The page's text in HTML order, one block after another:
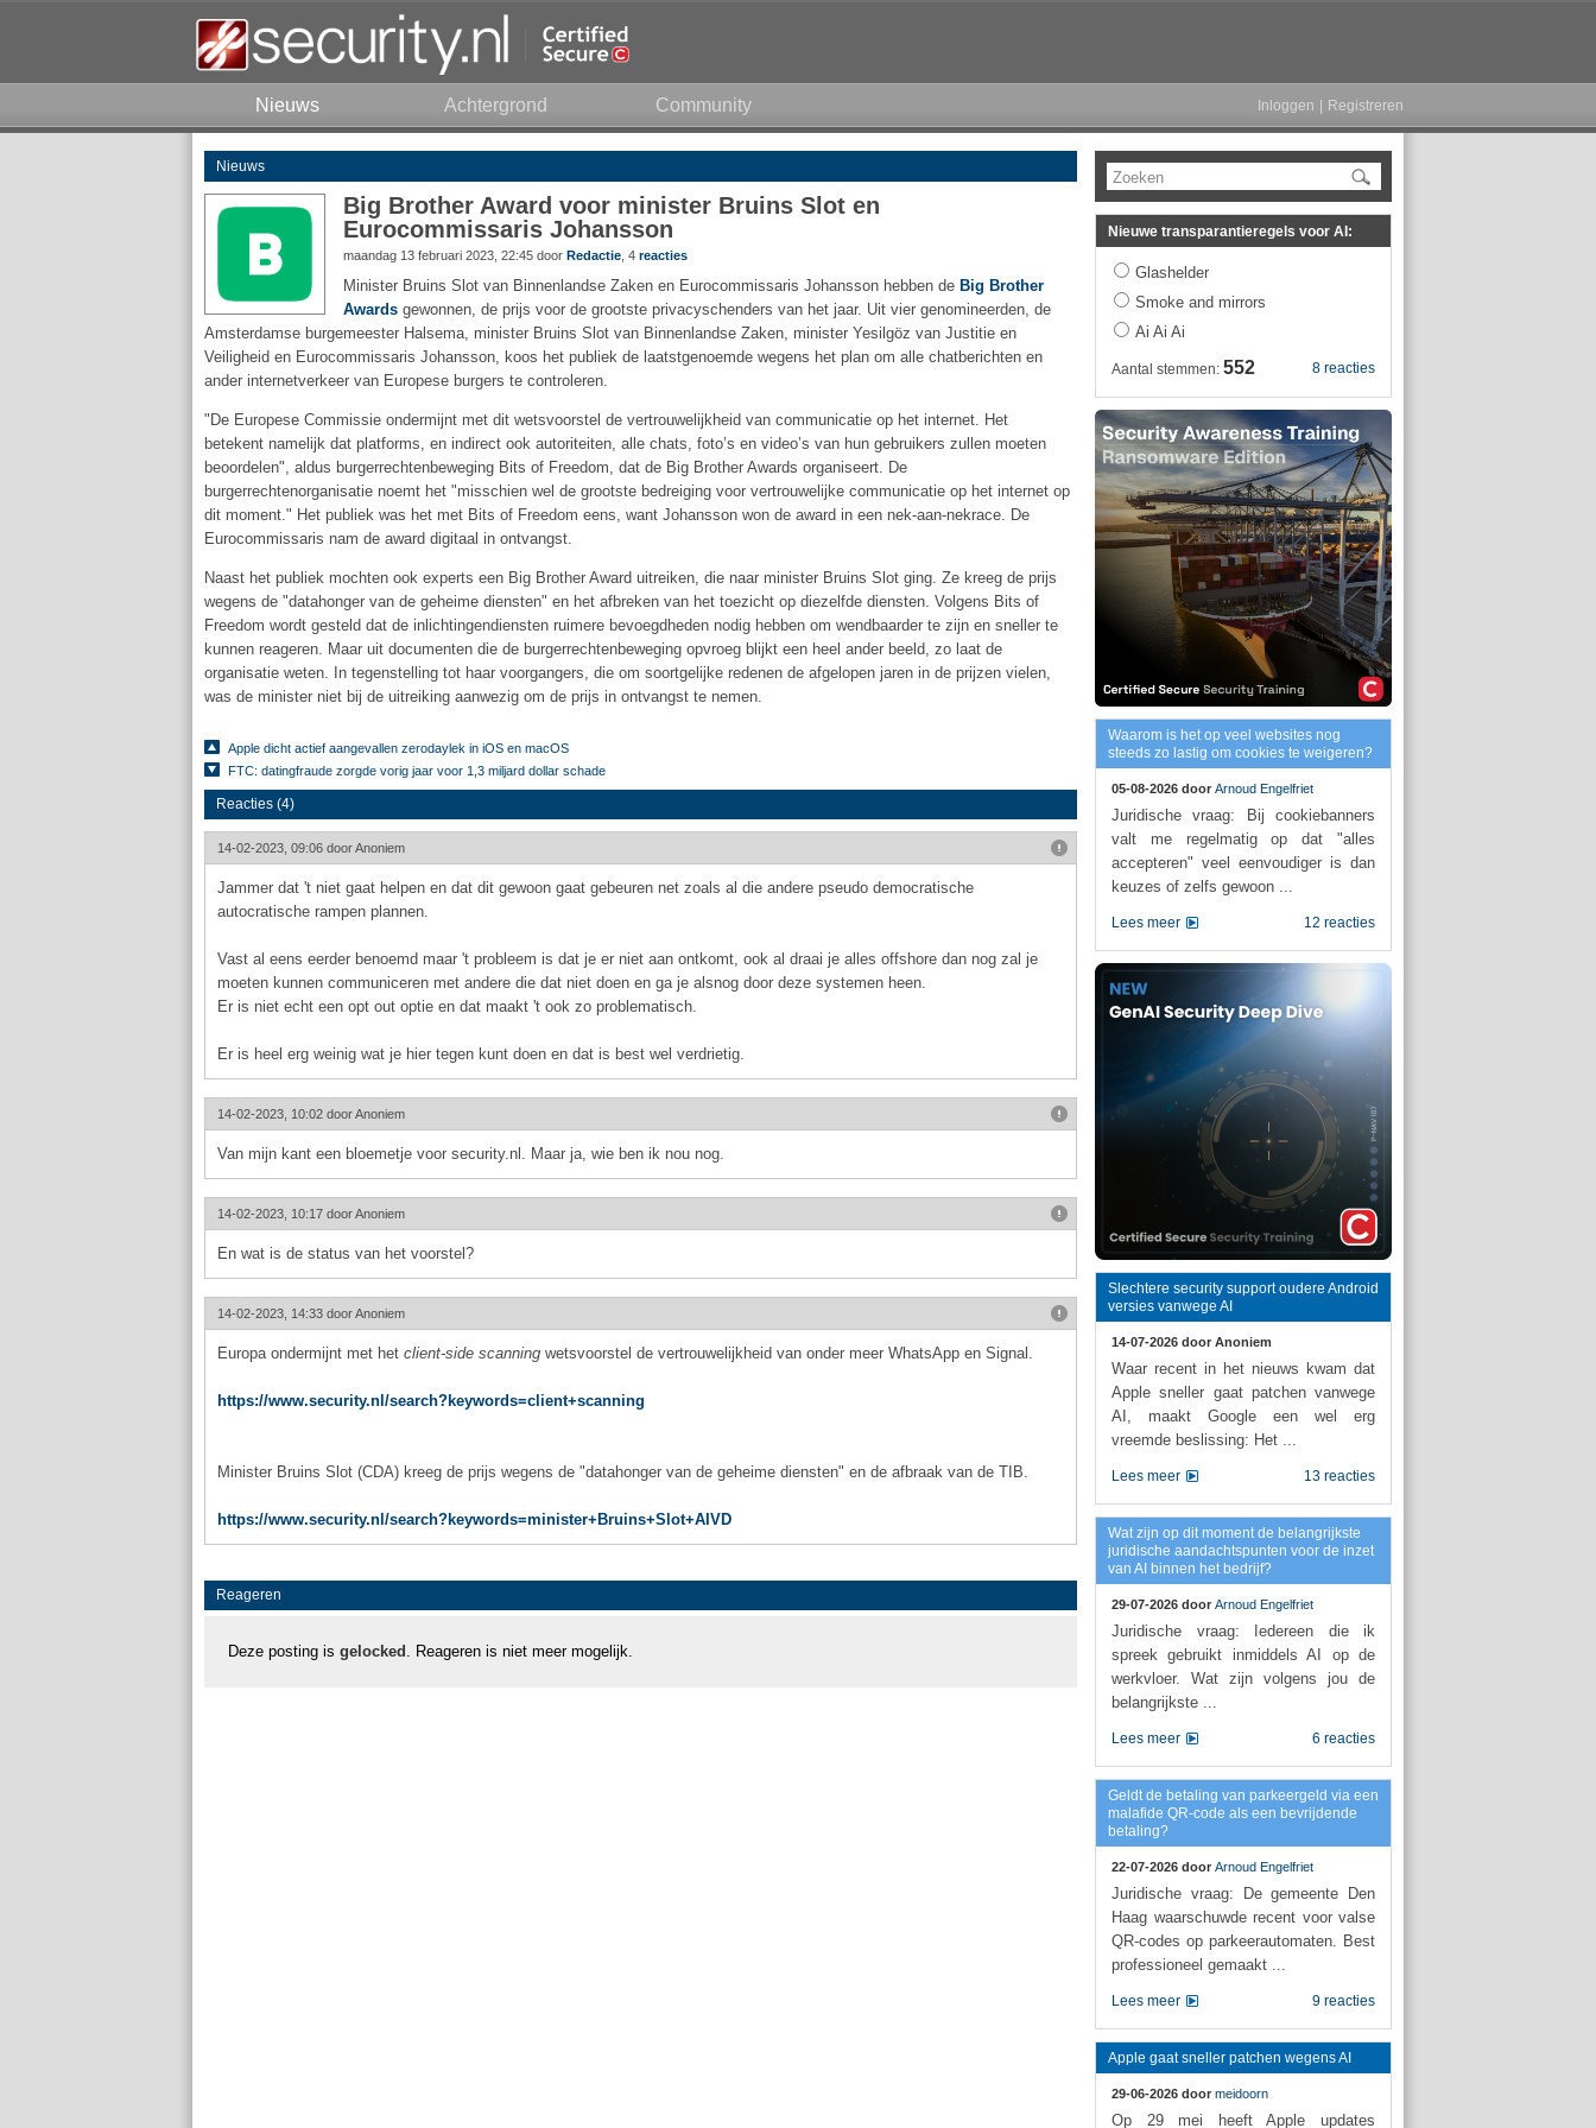
Nieuws Achtergrond Community Inloggen Registreren
Nieuws
Big Brother Award voor minister Bruins Slot en
Eurocommissaris Johansson
maandag 13 februari 2023, 22:45 door Redactie , 4 reacties
Minister Bruins Slot van Binnenlandse Zaken en Eurocommissaris Johansson hebben de Big Brother
Awards gewonnen, de prijs voor de grootste privacyschenders van het jaar. Uit vier genomineerden, de
Amsterdamse burgemeester Halsema, minister Bruins Slot van Binnenlandse Zaken, minister Yesilgöz van Justitie en
Veiligheid en Eurocommissaris Johansson, koos het publiek de laatstgenoemde wegens het plan om alle chatberichten en
ander internetverkeer van Europese burgers te controleren.
"De Europese Commissie ondermijnt met dit wetsvoorstel de vertrouwelijkheid van communicatie op het internet. Het
betekent namelijk dat platforms, en indirect ook autoriteiten, alle chats, foto’s en video’s van hun gebruikers zullen moeten
beoordelen", aldus burgerrechtenbeweging Bits of Freedom, dat de Big Brother Awards organiseert. De
burgerrechtenorganisatie noemt het "misschien wel de grootste bedreiging voor vertrouwelijke communicatie op het internet op
dit moment." Het publiek was het met Bits of Freedom eens, want Johansson won de award in een nek-aan-nekrace. De
Eurocommissaris nam de award digitaal in ontvangst.
Naast het publiek mochten ook experts een Big Brother Award uitreiken, die naar minister Bruins Slot ging. Ze kreeg de prijs
wegens de "datahonger van de geheime diensten" en het afbreken van het toezicht op diezelfde diensten. Volgens Bits of
Freedom wordt gesteld dat de inlichtingendiensten ruimere bevoegdheden nodig hebben om wendbaarder te zijn en sneller te
kunnen reageren. Maar uit documenten die de burgerrechtenbeweging opvroeg blijkt een heel ander beeld, zo laat de
organisatie weten. In tegenstelling tot haar voorgangers, die om soortgelijke redenen de afgelopen jaren in de prijzen vielen,
was de minister niet bij de uitreiking aanwezig om de prijs in ontvangst te nemen.
Apple dicht actief aangevallen zerodaylek in iOS en macOS
FTC: datingfraude zorgde vorig jaar voor 1,3 miljard dollar schade
Reacties (4)
14-02-2023, 09:06 doorAnoniem
Jammer dat 't niet gaat helpen en dat dit gewoon gaat gebeuren net zoals al die andere pseudo democratische
autocratische rampen plannen.
Vast al eens eerder benoemd maar 't probleem is dat je er niet aan ontkomt, ook al draai je alles offshore dan nog zal je
moeten kunnen communiceren met andere die dat niet doen en ga je alsnog door deze systemen heen.
Er is niet echt een opt out optie en dat maakt 't ook zo problematisch.
Er is heel erg weinig wat je hier tegen kunt doen en dat is best wel verdrietig.
14-02-2023, 10:02 doorAnoniem
Van mijn kant een bloemetje voor security.nl. Maar ja, wie ben ik nou nog.
14-02-2023, 10:17 doorAnoniem
En wat is de status van het voorstel?
14-02-2023, 14:33 doorAnoniem
Europa ondermijnt met het client-side scanning wetsvoorstel de vertrouwelijkheid van onder meer WhatsApp en Signal.
https://www.security.nl/search?keywords=client+scanning
Minister Bruins Slot (CDA) kreeg de prijs wegens de "datahonger van de geheime diensten" en de afbraak van de TIB.
https://www.security.nl/search?keywords=minister+Bruins+Slot+AIVD
Reageren
Deze posting is gelocked . Reageren is niet meer mogelijk.
Zoeken
Nieuwe transparantieregels voor AI:
Glashelder
Smoke and mirrors
Ai Ai Ai
8 reacties
Aantal stemmen: 552
Waarom is het op veel websites nog
steeds zo lastig om cookies te weigeren?
05-08-2026 door Arnoud Engelfriet
Juridische vraag: Bij cookiebanners
valt me regelmatig op dat "alles
accepteren" veel eenvoudiger is dan
keuzes of zelfs gewoon ...
12 reacties
Lees meer
Slechtere security support oudere Android
versies vanwege AI
14-07-2026 door Anoniem
Waar recent in het nieuws kwam dat
Apple sneller gaat patchen vanwege
AI, maakt Google een wel erg
vreemde beslissing: Het ...
13 reacties
Lees meer
Wat zijn op dit moment de belangrijkste
juridische aandachtspunten voor de inzet
van AI binnen het bedrijf?
29-07-2026 door Arnoud Engelfriet
Juridische vraag: Iedereen die ik
spreek gebruikt inmiddels AI op de
werkvloer. Wat zijn volgens jou de
belangrijkste ...
6 reacties
Lees meer
Geldt de betaling van parkeergeld via een
malafide QR-code als een bevrijdende
betaling?
22-07-2026 door Arnoud Engelfriet
Juridische vraag: De gemeente Den
Haag waarschuwde recent voor valse
QR-codes op parkeerautomaten. Best
professioneel gemaakt ...
9 reacties
Lees meer
Apple gaat sneller patchen wegens AI
29-06-2026 door meidoorn
Op 29 mei heeft Apple updates